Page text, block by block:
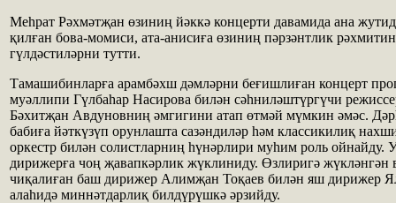
Меһрат Рәхмәтҗан өзиниң йәккә концерти давамида ана
қилған бова-момиси, ата-анисиға өзиниң пәрзәнтлик
гүлдәстиләрни тутти.
Тамашибинларға арам­бәхш дәмләрни беғишлиған концерт
муәллипи Гүлбаһар Насирова билән сәһниләштүргүчи
Бәхитҗан Авдуновниң әмгигини атап өтмәй мүмкин әмәс.
бабиға йәткүзүп орунлашта сазәндиләр һәм классикилиқ
оркестр билән солистларниң һүнәрлири муһим роль ойнайду.
дирижерға чоң җавапкәрлик жүклиниду. Өзлиригә жүкләнгән
чиқалиған баш дирижер Алимҗан Тоқаев билән яш дирижер
алаһидә миннәтдарлиқ билдүрүшкә әрзийду.